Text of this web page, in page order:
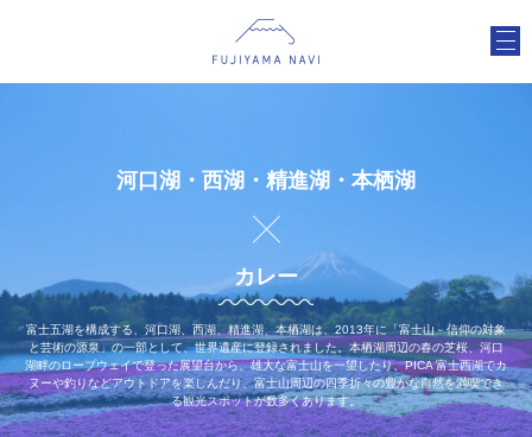
河口湖・西湖・精進湖・本栖湖
カレー
富士五湖を構成する、河口湖、西湖、精進湖、本栖湖は、2013年に「富士山－信仰の対象
と芸術の源泉」の一部として、世界遺産に登録されました。本栖湖周辺の春の芝桜、河口
湖畔のロープウェイで登った展望台から、雄大な富士山を一望したり、PICA 富士西湖でカ
ヌーや釣りなどアウトドアを楽しんだり、富士山周辺の四季折々の豊かな自然を満喫でき
る観光スポットが数多くあります。